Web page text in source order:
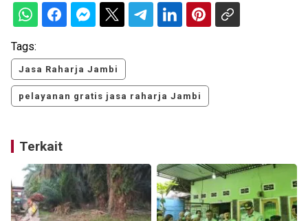
Tags:
Jasa Raharja Jambi
pelayanan gratis jasa raharja Jambi
Terkait